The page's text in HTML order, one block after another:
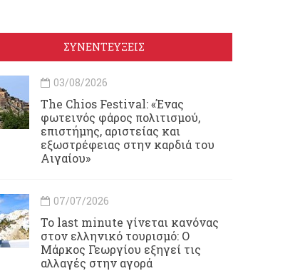
ΣΥΝΕΝΤΕΥΞΕΙΣ
03/08/2026
Τhe Chios Festival: «Ένας
φωτεινός φάρος πολιτισμού,
επιστήμης, αριστείας και
εξωστρέφειας στην καρδιά του
Αιγαίου»
07/07/2026
Το last minute γίνεται κανόνας
στον ελληνικό τουρισμό: Ο
Μάρκος Γεωργίου εξηγεί τις
αλλαγές στην αγορά